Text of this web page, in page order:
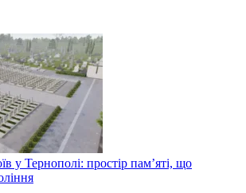
у Тернополі: простір пам’яті, що